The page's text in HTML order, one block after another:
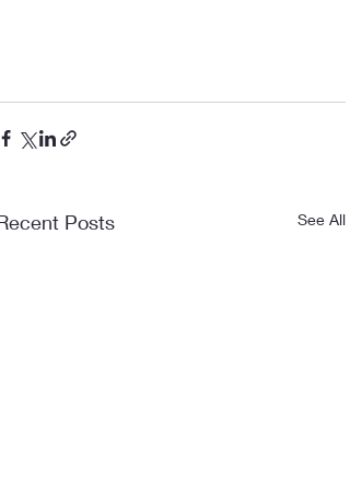
Posts See All